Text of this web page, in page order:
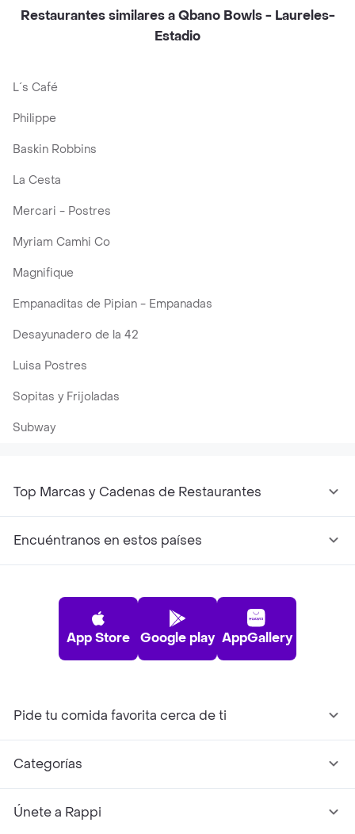
Restaurantes similares a Qbano Bowls - Laureles-
Estadio
L´s Café
Philippe
Baskin Robbins
La Cesta
Mercari - Postres
Myriam Camhi Co
Magnifique
Empanaditas de Pipian - Empanadas
Desayunadero de la 42
Luisa Postres
Sopitas y Frijoladas
Subway
Top Marcas y Cadenas de Restaurantes
Encuéntranos en estos países
App Store Google play AppGallery
Pide tu comida favorita cerca de ti
Categorías
Únete a Rappi